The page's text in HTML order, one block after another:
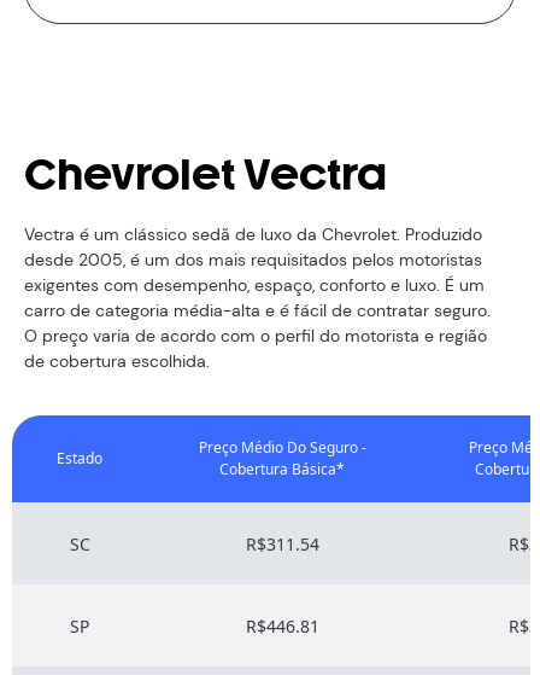
Chevrolet Vectra
Vectra é um clássico sedã de luxo da Chevrolet. Produzido
desde 2005, é um dos mais requisitados pelos motoristas
exigentes com desempenho, espaço, conforto e luxo. É um
carro de categoria média-alta e é fácil de contratar seguro.
O preço varia de acordo com o perfil do motorista e região
de cobertura escolhida.
Estado
Preço Médio Do Seguro -
Cobertura Básica*
Preço
SC R$311.54
SP R$446.81